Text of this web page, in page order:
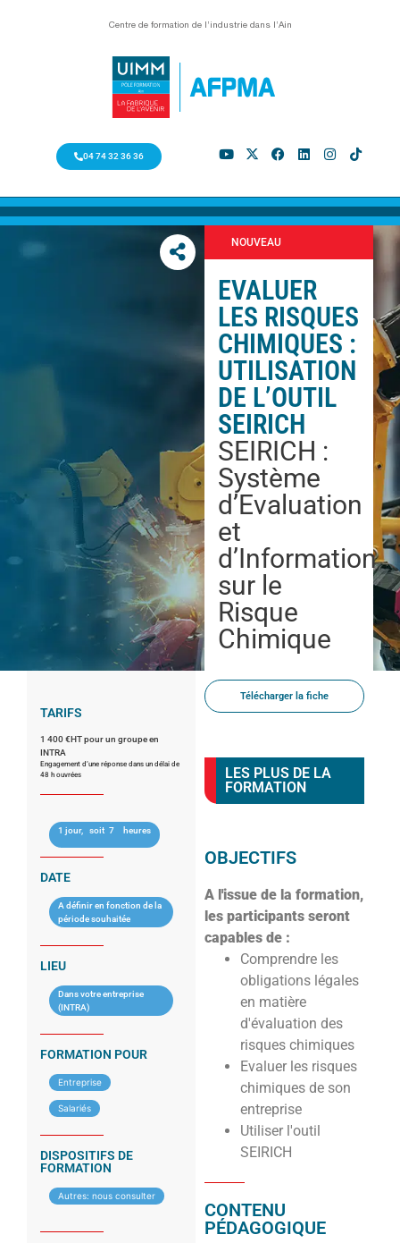
Centre de formation de l’industrie dans l’Ain
04 74 32 36 36
NOUVEAU
EVALUER
LES RISQUES
CHIMIQUES :
UTILISATION
DE L’OUTIL
SEIRICH
SEIRICH :
Système
d’Evaluation
et
d’Information
sur le
Risque
Chimique
TARIFS
1 400 €HT pour un groupe en
INTRA
Engagement d’une réponse dans un délai de
48 h ouvrées
1 jour, soit 7 heures
DATE
A définir en fonction de la
période souhaitée
LIEU
Dans votre entreprise
(INTRA)
FORMATION POUR
Entreprise
Salariés
DISPOSITIFS DE
FORMATION
Autres: nous consulter
Télécharger la fiche
LES PLUS DE LA
FORMATION
OBJECTIFS
A l'issue de la formation,
les participants seront
capables de :
Comprendre les
obligations légales
en matière
d'évaluation des
risques chimiques
Evaluer les risques
chimiques de son
entreprise
Utiliser l'outil
SEIRICH
CONTENU
PÉDAGOGIQUE